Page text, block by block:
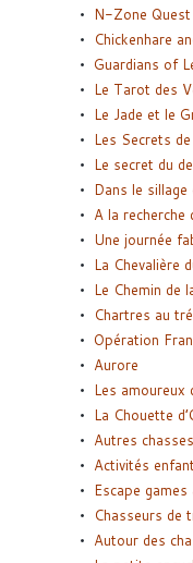
N-Zone Quest
Chickenhare
Guardians of
Le Tarot des
Le Jade et le
Les Secrets de
Le secret du
Dans le sillage
A la recherche
Une journée
La Chevalière
Le Chemin de
Chartres au
Opération
Aurore
Les amoureux
La Chouette
Autres
Activités
Escape
Chasseurs de
Autour des